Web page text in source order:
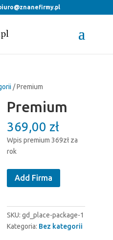
/ Premium
Premium
369,00 zł
Wpis premium 369zł za
rok
ilość
Premium
Add Firma
SKU: gd_place-package-1
Kategoria: Bez kategorii